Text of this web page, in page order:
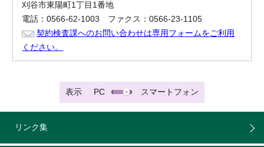
刈谷市東陽町1丁目1番地
電話：0566-62-1003 ファクス：0566-23-1105
契約検査課へのお問い合わせは専用フォームをご利用
ください。
表示 PC スマートフォン
リンク集